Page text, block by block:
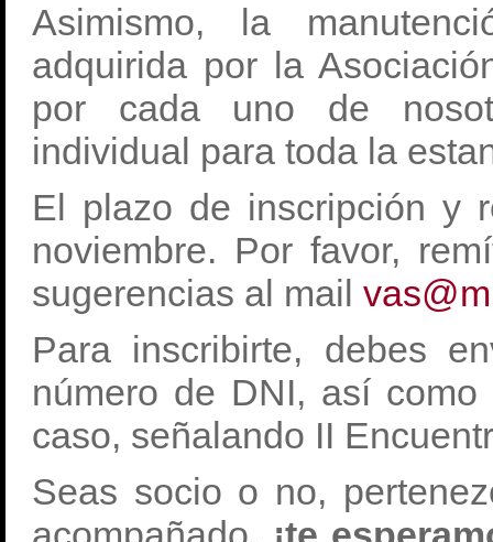
Asimismo, la
adquirida por la
por cada uno de
individual para toda la
El plazo de inscripción y
noviembre. Por favor,
sugerencias al mail
Para inscribirte, debes
número de DNI, así
caso, señalando II
Seas socio o no,